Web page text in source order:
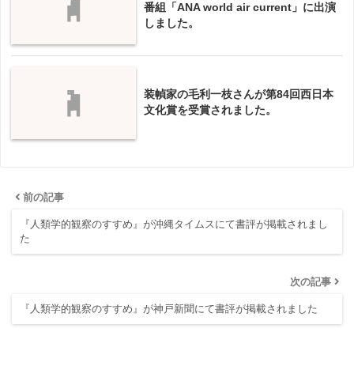
番組「ANA world air current」に出演
しました。
装幀家の毛利一枝さんが第84回西日本
文化賞を受賞されました。
前の記事
『人類学的観察のすすめ』が沖縄タイムスにて書評が掲載されまし
た
次の記事
『人類学的観察のすすめ』が神戸新聞にて書評が掲載されました